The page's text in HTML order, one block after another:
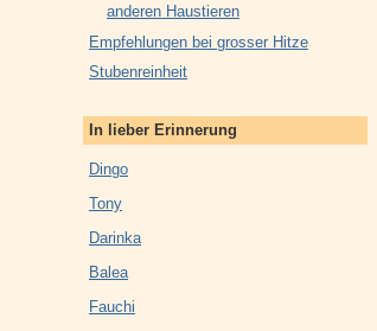
anderen Haustieren
Empfehlungen bei grosser Hitze
Stubenreinheit
In lieber Erinnerung
Dingo
Tony
Darinka
Balea
Fauchi